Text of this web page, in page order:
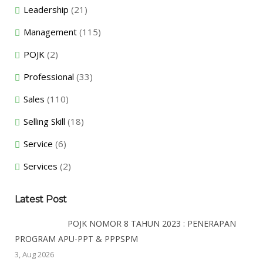
Leadership (21)
Management (115)
POJK (2)
Professional (33)
Sales (110)
Selling Skill (18)
Service (6)
Services (2)
Latest Post
POJK NOMOR 8 TAHUN 2023 : PENERAPAN
PROGRAM APU-PPT & PPPSPM
3, Aug 2026